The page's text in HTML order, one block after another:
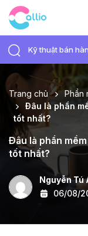
Kỹ thuật bán
Trang chủ
Phần
Đâu là phần
tốt nhất?
Đâu là phần
tốt nhất?
Nguyễn Tú
06/08/